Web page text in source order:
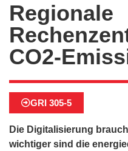
Regionale
CO2-
GRI 305-5
Die Digitalisierung
wichtiger sind die